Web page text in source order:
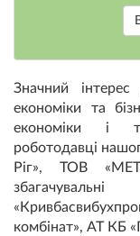
Значний
економіки та
економіки і
роботодавці
Ріг», ТОВ
комбінат», АТ КБ